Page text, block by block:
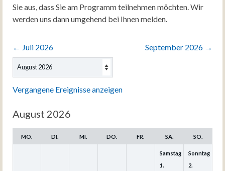
Sie aus, dass Sie am Programm teilnehmen möchten. Wir
werden uns dann umgehend bei Ihnen melden.
← Juli 2026 September 2026 →
Auswahl
Monats
Vergangene Ereignisse anzeigen
August 2026
MO. DI. MI. DO. FR. SA. SO.
Samstag
1.
Sonntag
2.